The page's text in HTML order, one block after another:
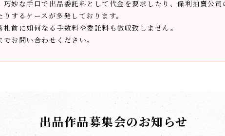
妙な手口で出品委託料として代金を要求したり、保利拍賣公
するケースが多発しております。
前に如何なる手数料や委託料も徴収致しません。
お問い合わせください。
出品作品募集会のお知らせ